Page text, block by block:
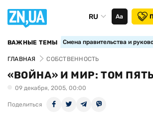
RU Аа
ВАЖНЫЕ ТЕМЫ Смена правительства и
ГЛАВНАЯ СОБСТВЕННОСТЬ
«ВОЙНА» И МИР: ТОМ
09 декабря, 2005, 00:00
Поделиться